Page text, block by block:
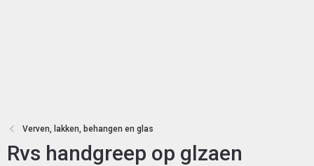
Verven, lakken, behangen en glas
Rvs handgreep op glzaen